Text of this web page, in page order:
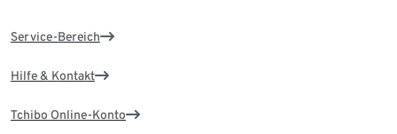
Service-Bereich
Hilfe & Kontakt
Tchibo Online-Konto